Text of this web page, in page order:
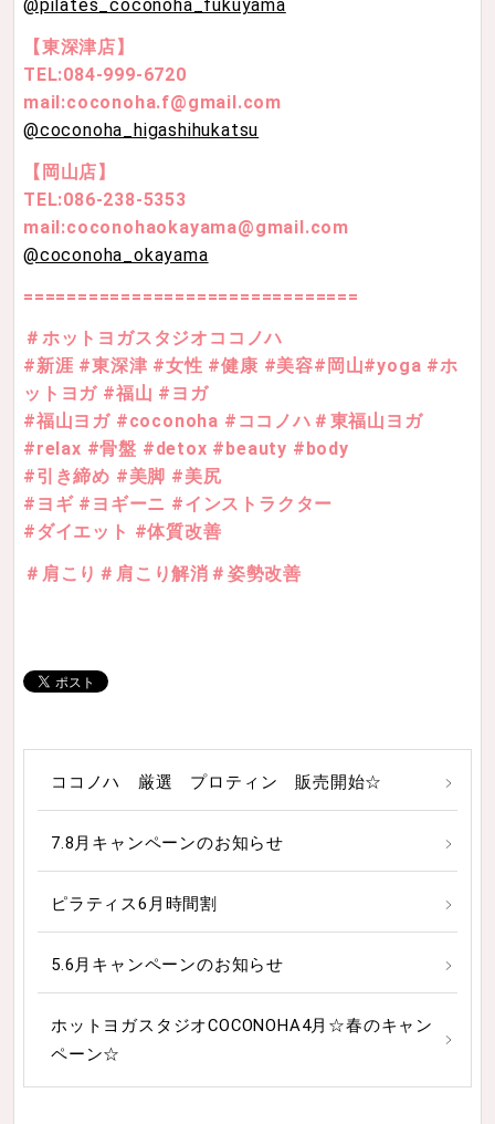
@pilates_coconoha_fukuyama
【東深津店】
TEL:084-999-6720
mail:coconoha.f@gmail.com
@coconoha_higashihukatsu
【岡山店】
TEL:086-238-5353
mail:coconohaokayama@gmail.com
@coconoha_okayama
===============================
＃ホットヨガスタジオココノハ
#新涯 #東深津 #女性 #健康 #美容#岡山#yoga #ホ
ットヨガ #福山 #ヨガ
#福山ヨガ #coconoha #ココノハ＃東福山ヨガ
#relax #骨盤 #detox #beauty #body
#引き締め #美脚 #美尻
#ヨギ #ヨギーニ #インストラクター
#ダイエット #体質改善
＃肩こり＃肩こり解消＃姿勢改善
ココノハ 厳選 プロティン 販売開始☆
7.8月キャンペーンのお知らせ
ピラティス6月時間割
5.6月キャンペーンのお知らせ
ホットヨガスタジオCOCONOHA4月☆春のキャン
ペーン☆